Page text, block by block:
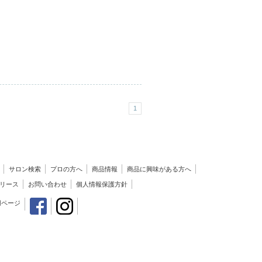
1
サロン検索 プロの方へ 商品情報 商品に興味がある方へ
ース お問い合わせ 個人情報保護方針
ージ